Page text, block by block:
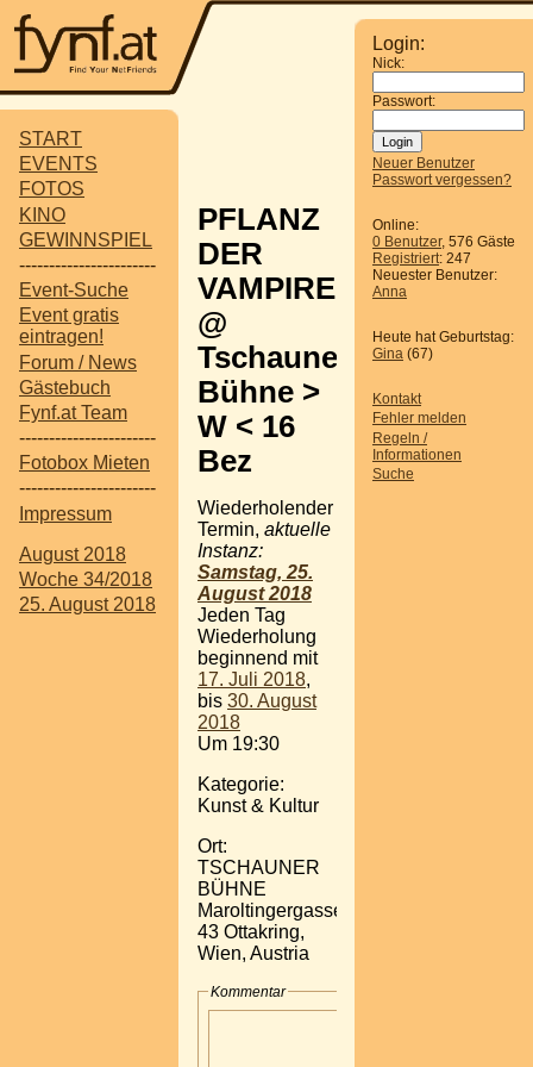
START
EVENTS
FOTOS
KINO
GEWINNSPIEL
-----------------------
Event-Suche
Event gratis
eintragen!
Forum / News
Gästebuch
Fynf.at Team
-----------------------
Fotobox Mieten
-----------------------
Impressum
August 2018
Woche 34/2018
25. August 2018
Login:
Nick:
Passwort:
Neuer Benutzer
Passwort vergessen?
Online:
0 Benutzer, 576 Gäste
Registriert: 247
Neuester Benutzer:
Anna
Heute hat Geburtstag:
Gina (67)
Kontakt
Fehler melden
Regeln /
Informationen
Suche
PFLANZ
DER
VAMPIRE
@
Tschauner
Bühne >
W < 16
Bez
Wiederholender
Termin, aktuelle
Instanz:
Samstag, 25.
August 2018
Jeden Tag
Wiederholung
beginnend mit
17. Juli 2018,
bis 30. August
2018
Um 19:30
Kategorie:
Kunst & Kultur
Ort:
TSCHAUNER
BÜHNE
Maroltingergasse
43 Ottakring,
Wien, Austria
Kommentar